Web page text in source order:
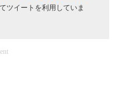
ツイートを利用していま